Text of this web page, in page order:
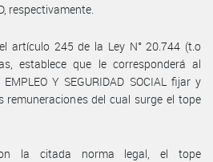
respectivamente.
artículo 245 de la Ley N° 20.744 (t.o
establece que le corresponderá al
Y SEGURIDAD SOCIAL fijar y
remuneraciones del cual surge el tope
la citada norma legal, el tope